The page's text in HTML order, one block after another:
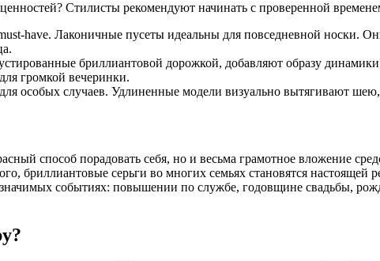
Стилисты рекомендуют начинать с проверенной
have. Лаконичные пусеты идеальны для повседневной носки.
бриллиантовой дорожкой, добавляют образу
громкой вечеринки.
особых случаев. Удлиненные модели визуально вытягивают
способ порадовать себя, но и весьма грамотное вложение
бриллиантовые серьги во многих семьях становятся настоящей
событиях: повышении по службе, годовщине свадьбы,